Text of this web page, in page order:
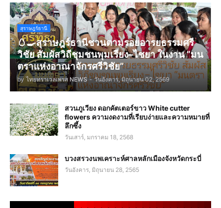
สุราษฎร์ธานี
🥚🍳สุราษฎร์ธานีชวนตามรอยอารยธรรมศรี
วิชัย สัมผัสวิถีชุมชนพุมเรียง–ไชยา ในงาน “มน
ตราแห่งอาณาจักรศรีวิชัย”
by ไทยทราเวลเพรส NEWS - วันอังคาร, มิถุนายน 02, 2569
สวนภูเวียง ดอกคัตเตอร์ขาว White cutter
flowers ความงดงามที่เรียบง่ายและความหมายที่
ลึกซึ้ง
วันเสาร์, มกราคม 18, 2568
บวงสรวงนพเคราะห์ศาลหลักเมืองจังหวัดกระบี่
วันอังคาร, มิถุนายน 28, 2565
. . . . . . . . . . . . . . . . . . . .